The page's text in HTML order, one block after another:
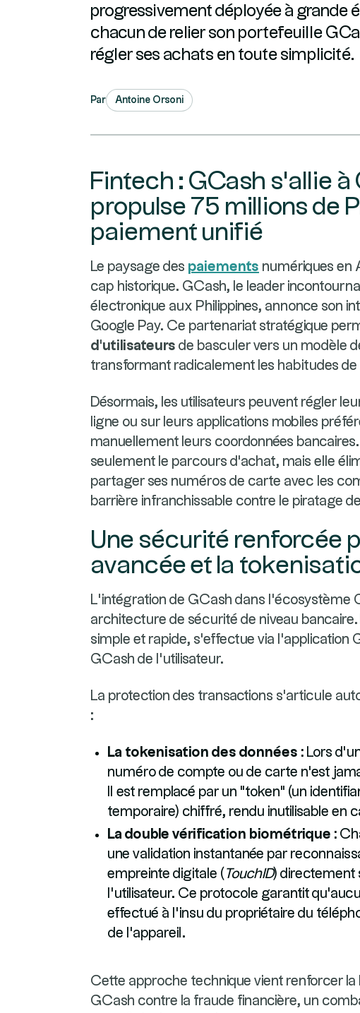
progressivement déployée à grande
chacun de relier son portefeuille
régler ses achats en toute simplicité.
Par Antoine Orsoni
Fintech : GCash s'allie à
propulse 75 millions de
paiement unifié
Le paysage des paiements numériques en
cap historique. GCash, le leader
électronique aux Philippines, annonce son
Google Pay. Ce partenariat stratégique
d'utilisateurs de basculer vers un modèle
transformant radicalement les habitudes
Désormais, les utilisateurs peuvent régler
ligne ou sur leurs applications mobiles
manuellement leurs coordonnées
seulement le parcours d'achat, mais elle
partager ses numéros de carte avec les
barrière infranchissable contre le piratage
Une sécurité renforcée
avancée et la
L’intégration de GCash dans l'écosystème
architecture de sécurité de niveau
simple et rapide, s'effectue via l'application
GCash de l'utilisateur.
La protection des transactions s'articule
:
La tokenisation des données : Lors
numéro de compte ou de carte n'est
Il est remplacé par un "token" (un
temporaire) chiffré, rendu inutilisable en
La double vérification biométrique :
une validation instantanée par
empreinte digitale ( TouchID) directement
l'utilisateur. Ce protocole garantit
effectué à l'insu du propriétaire du
de l'appareil.
Cette approche technique vient renforcer la
GCash contre la fraude financière, un